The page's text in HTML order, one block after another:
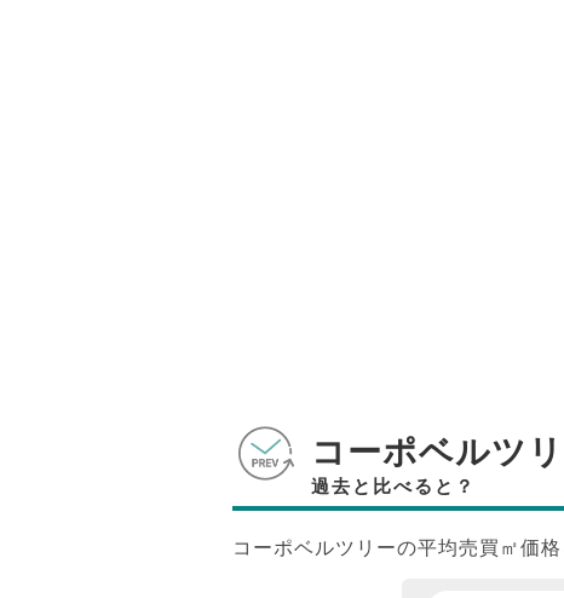
コーポベルツ
過去と比べると？
コーポベルツリーの平均売買㎡価